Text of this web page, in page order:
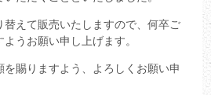
替えて販売いたしますので、何卒ご
うお願い申し上げます。
賜りますよう、よろしくお願い申